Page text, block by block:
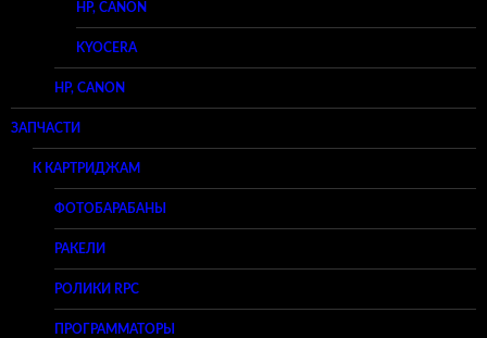
HP, CANON
KYOCERA
HP, CANON
ЗАПЧАСТИ
К КАРТРИДЖАМ
ФОТОБАРАБАНЫ
РАКЕЛИ
РОЛИКИ RPC
ПРОГРАММАТОРЫ